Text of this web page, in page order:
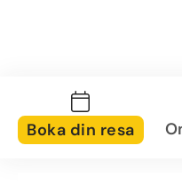
Boka din resa